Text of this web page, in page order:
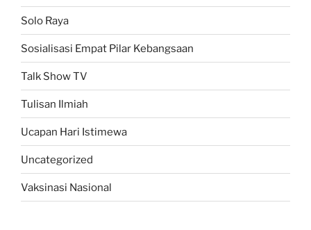
Solo Raya
Sosialisasi Empat Pilar Kebangsaan
Talk Show TV
Tulisan Ilmiah
Ucapan Hari Istimewa
Uncategorized
Vaksinasi Nasional